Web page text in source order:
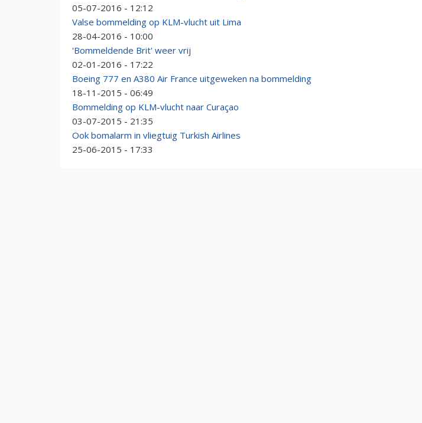
05-07-2016 - 12:12
Valse bommelding op KLM-vlucht uit Lima
28-04-2016 - 10:00
'Bommeldende Brit' weer vrij
02-01-2016 - 17:22
Boeing 777 en A380 Air France uitgeweken na bommelding
18-11-2015 - 06:49
Bommelding op KLM-vlucht naar Curaçao
03-07-2015 - 21:35
Ook bomalarm in vliegtuig Turkish Airlines
25-06-2015 - 17:33